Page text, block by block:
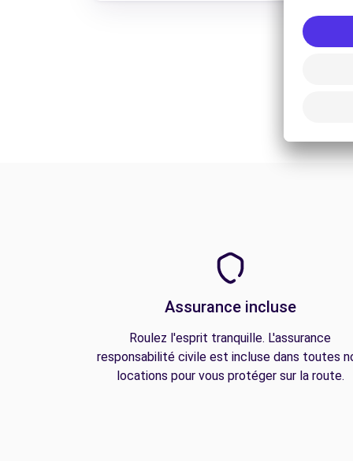
Assurance incluse
Roulez l'esprit tranquille. L'assurance
responsabilité civile est incluse dans toutes
locations pour vous protéger sur la route.